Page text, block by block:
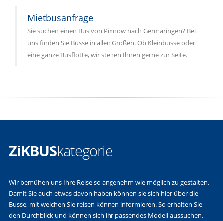
Mietbusanfrage
Sie suchen einen Bus von Pinnow nach Germaringen? Bei
uns finden Sie Busse in allen Größen. Ob Kleinbusse oder
eine ganze Busflotte, wir stehen Ihnen gerne zur Seite.
ZiKBUSkategorie
Wir bemühen uns Ihre Reise so angenehm wie möglich zu gestalten.
Damit Sie auch etwas davon haben können sie sich hier über die
Busse, mit welchen Sie reisen können informieren. So erhalten Sie
den Durchblick und können sich ihr passendes Modell aussuchen.